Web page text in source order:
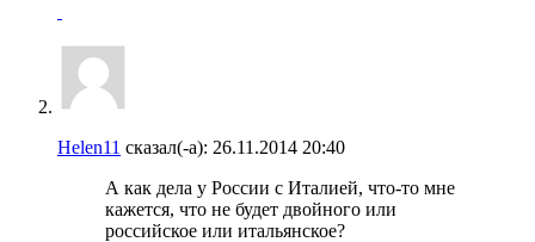
Helen11 сказал(-а): 26.11.2014 20:40
А как дела у России с Италией, что-то мне
кажется, что не будет двойного или
российское или итальянское?